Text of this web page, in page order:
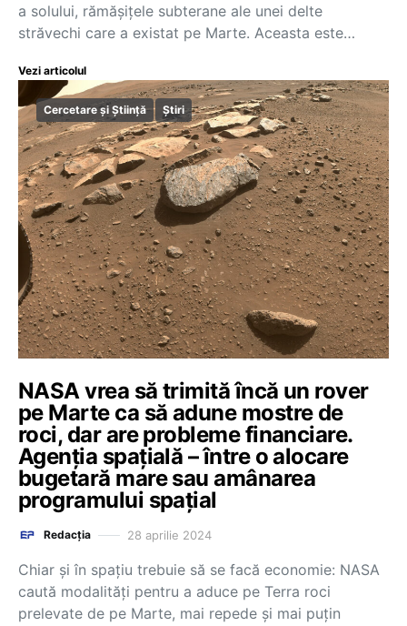
a solului, rămășițele subterane ale unei delte
străvechi care a existat pe Marte. Aceasta este…
Vezi articolul
Cercetare și Știință Știri
NASA vrea să trimită încă un rover
pe Marte ca să adune mostre de
roci, dar are probleme financiare.
Agenția spațială – între o alocare
bugetară mare sau amânarea
programului spațial
Redacția 28 aprilie 2024
Chiar şi în spaţiu trebuie să se facă economie: NASA
caută modalităţi pentru a aduce pe Terra roci
prelevate de pe Marte, mai repede şi mai puţin